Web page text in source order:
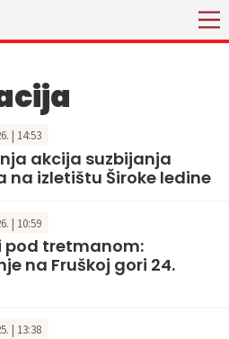
| 14:53
akcija suzbijanja
na izletištu Široke ledine
| 10:59
pod tretmanom:
na Fruškoj gori 24.
| 13:38